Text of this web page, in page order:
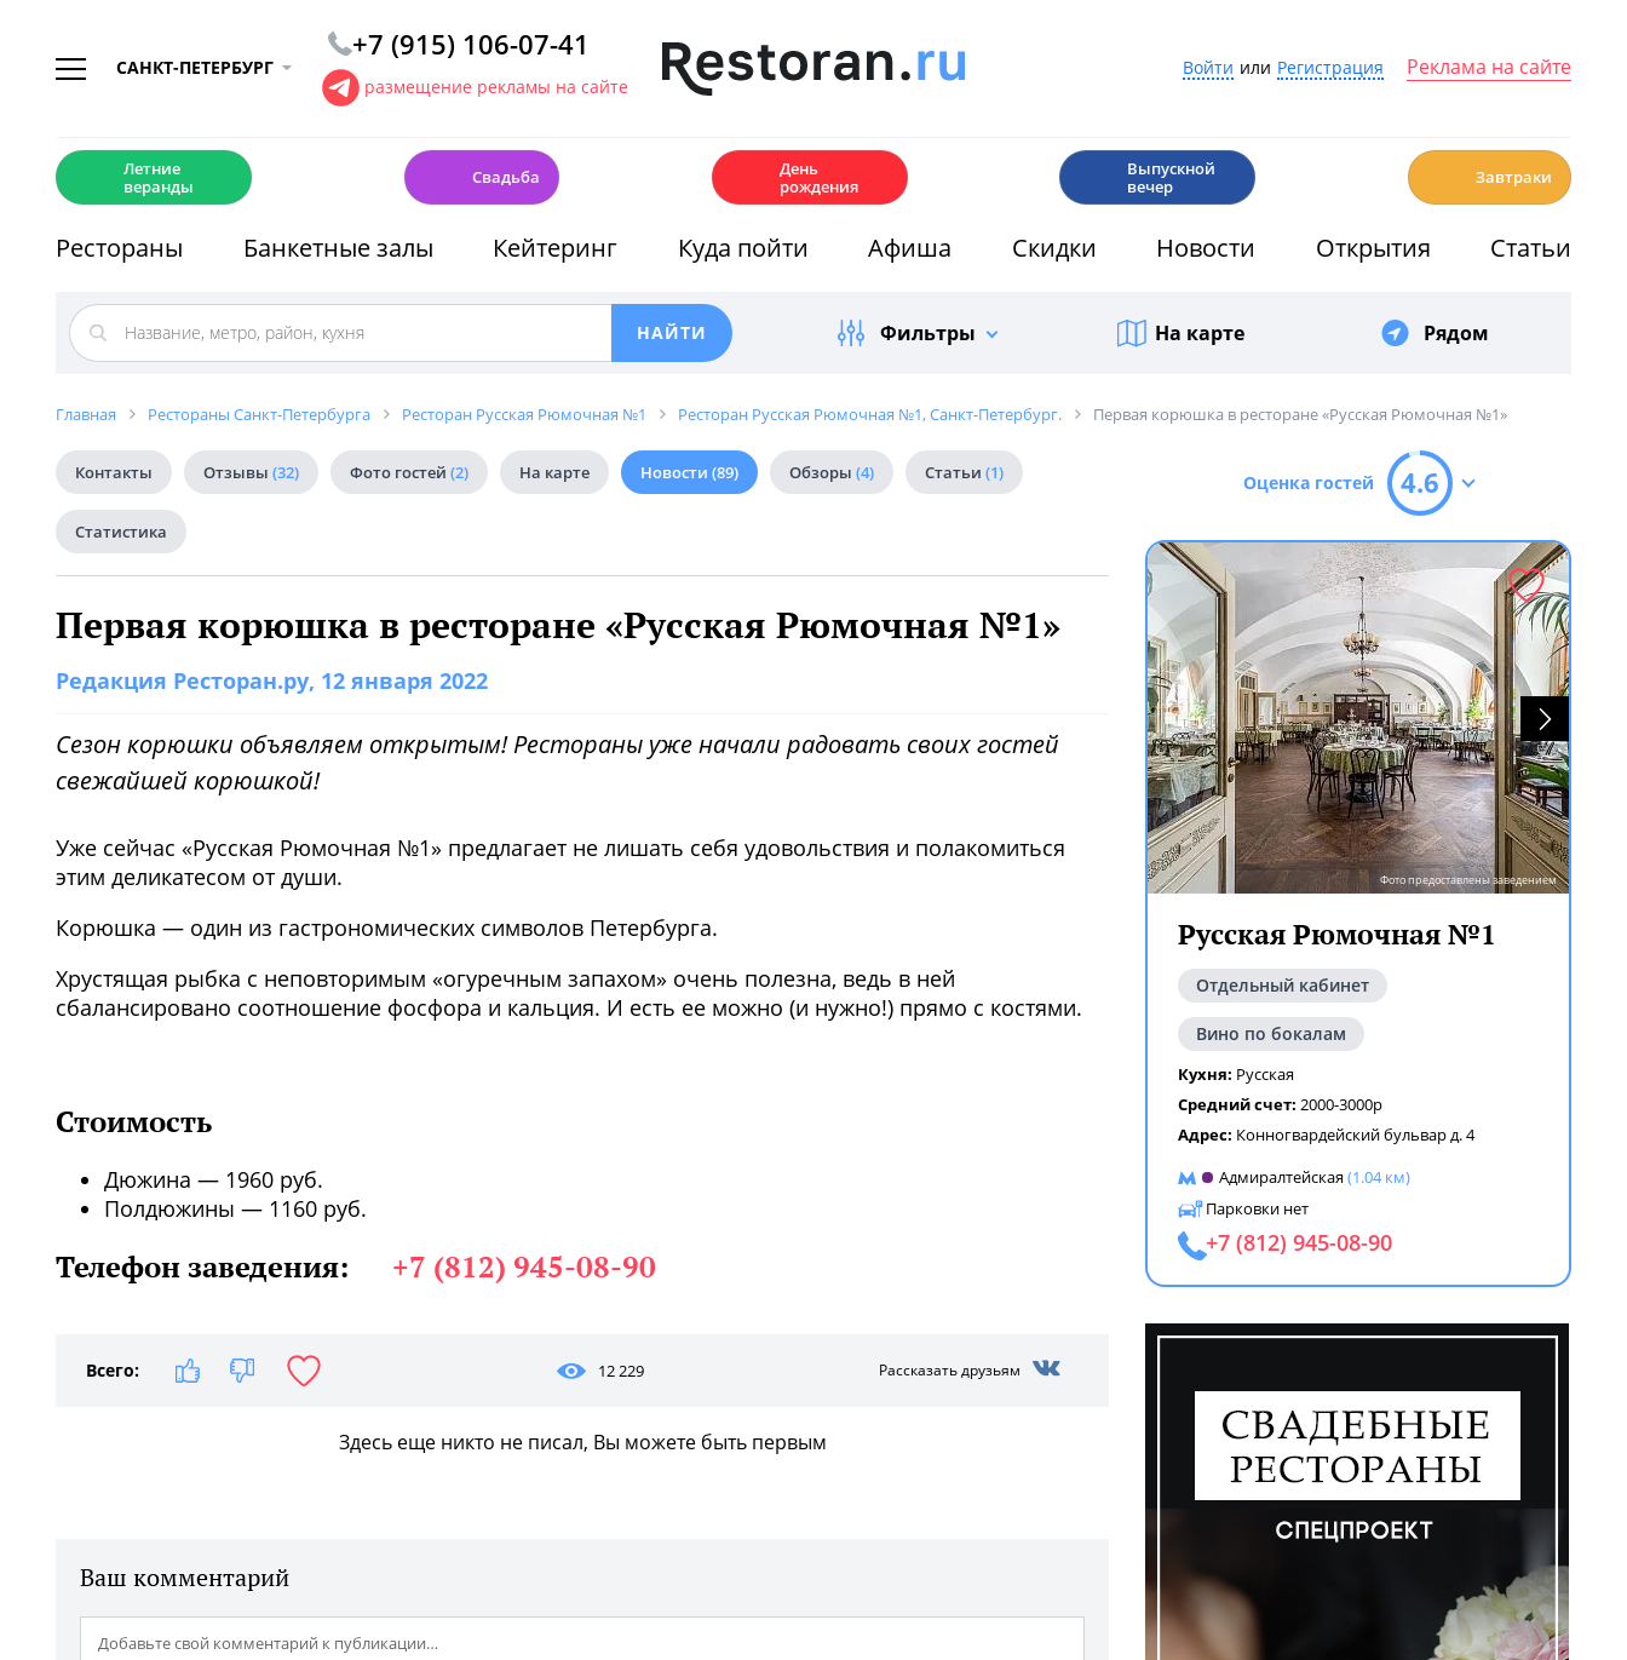
САНКТ-ПЕТЕРБУРГ
+7 (915) 106-07-41
размещение рекламы на сайте
Войти или Регистрация Реклама на сайте
Летние
веранды
Свадьба
День
рождения
Выпускной
вечер
Завтраки
Рестораны Банкетные залы Кейтеринг Куда пойти Афиша Скидки Новости Открытия Статьи
Фильтры На карте Рядом
Главная Рестораны Санкт-Петербурга Ресторан Русская Рюмочная №1 Ресторан Русская Рюмочная №1, Санкт-Петербург. Первая корюшка в ресторане «Русская Рюмочная №1»
Контакты Отзывы (32) Фото гостей (2) На карте Новости (89) Обзоры (4) Статьи (1)
Статистика
Первая корюшка в ресторане «Русская Рюмочная №1»
Редакция Ресторан.ру, 12 января 2022
Сезон корюшки объявляем открытым!Рестораны уже начали радовать своих гостей
свежайшей корюшкой!
Уже сейчас «Русская Рюмочная №1» предлагает не лишать себя удовольствия и полакомиться
этим деликатесом от души.⠀
Корюшка — один из гастрономических символов Петербурга.⠀
Хрустящая рыбка с неповторимым «огуречным запахом» очень полезна, ведь в ней
сбалансировано соотношение фосфора и кальция. И есть ее можно (и нужно!) прямо с костями.⠀
Фото предоставлены заведением
Стоимость
Дюжина — 1960 руб.
Полдюжины — 1160 руб.
Телефон заведения: +7 (812) 945-08-90
Всего: 12 229 Рассказать друзьям
Здесь еще никто не писал, Вы можете быть первым
Ваш комментарий
Оценка гостей 4.6
Фото предоставлены заведением
Русская Рюмочная №1
Отдельный кабинет
Вино по бокалам
Кухня: Русская
Средний счет: 2000-3000р
Адрес: Конногвардейский бульвар д. 4
Адмиралтейская(1.04 км)
Парковки нет
+7 (812) 945-08-90